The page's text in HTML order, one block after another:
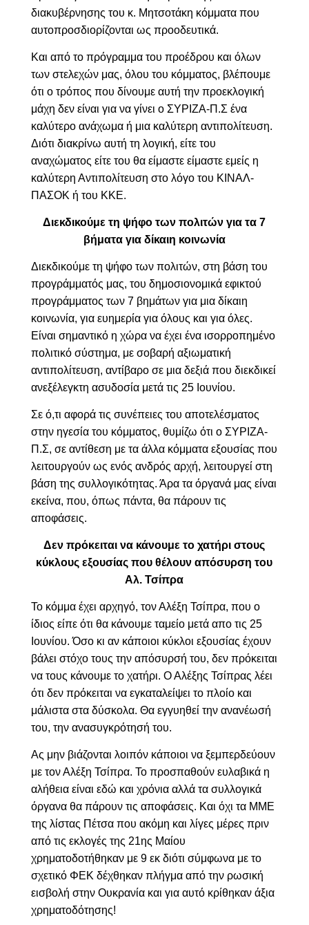
διακυβέρνησης του κ. Μητσοτάκη κόμματα που
αυτοπροσδιορίζονται ως προοδευτικά.
Και από το πρόγραμμα του προέδρου και όλων
των στελεχών μας, όλου του κόμματος, βλέπουμε
ότι ο τρόπος που δίνουμε αυτή την προεκλογική
μάχη δεν είναι για να γίνει ο ΣΥΡΙΖΑ-Π.Σ ένα
καλύτερο ανάχωμα ή μια καλύτερη αντιπολίτευση.
Διότι διακρίνω αυτή τη λογική, είτε του
αναχώματος είτε του θα είμαστε είμαστε εμείς η
καλύτερη Αντιπολίτευση στο λόγο του ΚΙΝΑΛ-
ΠΑΣΟΚ ή του ΚΚΕ.
Διεκδικούμε τη ψήφο των πολιτών για τα 7
βήματα για δίκαιη κοινωνία
Διεκδικούμε τη ψήφο των πολιτών, στη βάση του
προγράμματός μας, του δημοσιονομικά εφικτού
προγράμματος των 7 βημάτων για μια δίκαιη
κοινωνία, για ευημερία για όλους και για όλες.
Είναι σημαντικό η χώρα να έχει ένα ισορροπημένο
πολιτικό σύστημα, με σοβαρή αξιωματική
αντιπολίτευση, αντίβαρο σε μια δεξιά που διεκδικεί
ανεξέλεγκτη ασυδοσία μετά τις 25 Ιουνίου.
Σε ό,τι αφορά τις συνέπειες του αποτελέσματος
στην ηγεσία του κόμματος, θυμίζω ότι ο ΣΥΡΙΖΑ-
Π.Σ, σε αντίθεση με τα άλλα κόμματα εξουσίας που
λειτουργούν ως ενός ανδρός αρχή, λειτουργεί στη
βάση της συλλογικότητας. Άρα τα όργανά μας είναι
εκείνα, που, όπως πάντα, θα πάρουν τις
αποφάσεις.
Δεν πρόκειται να κάνουμε το χατήρι στους
κύκλους εξουσίας που θέλουν απόσυρση του
Αλ. Τσίπρα
Το κόμμα έχει αρχηγό, τον Αλέξη Τσίπρα, που ο
ίδιος είπε ότι θα κάνουμε ταμείο μετά απο τις 25
Ιουνίου. Όσο κι αν κάποιοι κύκλοι εξουσίας έχουν
βάλει στόχο τους την απόσυρσή του, δεν πρόκειται
να τους κάνουμε το χατήρι. Ο Αλέξης Τσίπρας λέει
ότι δεν πρόκειται να εγκαταλείψει το πλοίο και
μάλιστα στα δύσκολα. Θα εγγυηθεί την ανανέωσή
του, την ανασυγκρότησή του.
Ας μην βιάζονται λοιπόν κάποιοι να ξεμπερδεύουν
με τον Αλέξη Τσίπρα. Το προσπαθούν ευλαβικά η
αλήθεια είναι εδώ και χρόνια αλλά τα συλλογικά
όργανα θα πάρουν τις αποφάσεις. Και όχι τα ΜΜΕ
της λίστας Πέτσα που ακόμη και λίγες μέρες πριν
από τις εκλογές της 21ης Μαίου
χρηματοδοτήθηκαν με 9 εκ διότι σύμφωνα με το
σχετικό ΦΕΚ δέχθηκαν πλήγμα από την ρωσική
εισβολή στην Ουκρανία και για αυτό κρίθηκαν άξια
χρηματοδότησης!